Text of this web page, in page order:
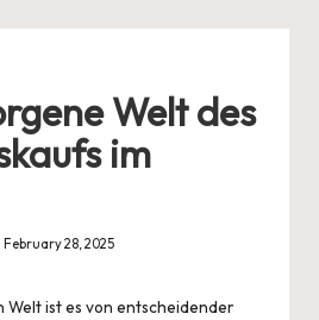
Welt des
im
February 28, 2025
Welt ist es von entscheidender